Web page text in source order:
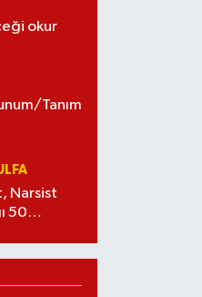
okur
Tanım
Narsist
50